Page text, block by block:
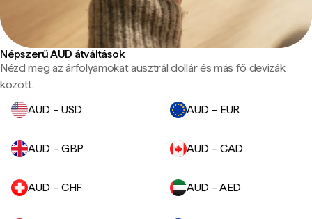
Népszerű AUD átváltások
Nézd meg az árfolyamokat ausztrál dollár és más fő devizák
között.
AUD – USD
AUD – EUR
AUD – GBP AUD – CAD
AUD – CHF AUD – AED